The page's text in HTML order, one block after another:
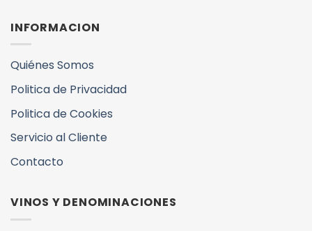
INFORMACION
Quiénes Somos
Politica de Privacidad
Politica de Cookies
Servicio al Cliente
Contacto
VINOS Y DENOMINACIONES